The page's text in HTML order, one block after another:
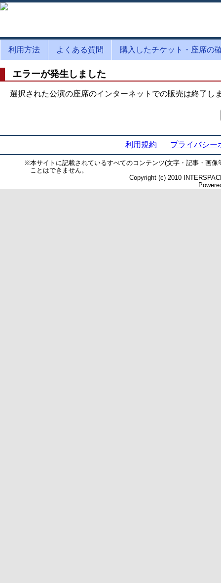
利用方法 よくある質問 購入したチケット・座席の
エラーが発生しました
選択された公演の座席のインターネットでの販売は終了し
利用規約 プライバシー
※本サイトに記載されているすべてのコンテンツ(文字・記事・画
ことはできません。
Copyright (c) 2010